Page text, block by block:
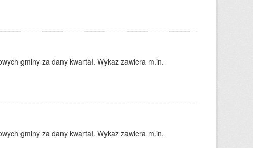
gminy za dany kwartał. Wykaz zawiera m.in.
gminy za dany kwartał. Wykaz zawiera m.in.